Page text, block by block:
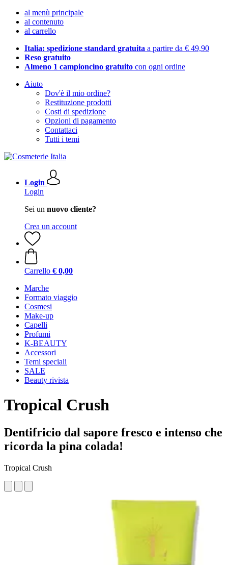
al menù principale
al contenuto
al carrello
Italia: spedizione standard gratuita a partire da € 49,90
Reso gratuito
Almeno 1 campioncino gratuito con ogni ordine
Aiuto
Dov'è il mio ordine?
Restituzione prodotti
Costi di spedizione
Opzioni di pagamento
Contattaci
Tutti i temi
Login
Login
Sei un nuovo cliente?
Crea un account
Carrello € 0,00
Marche
Formato viaggio
Cosmesi
Make-up
Capelli
Profumi
K-BEAUTY
Accessori
Temi speciali
SALE
Beauty rivista
Tropical Crush
Dentifricio dal sapore fresco e intenso che
ricorda la pina colada!
Tropical Crush